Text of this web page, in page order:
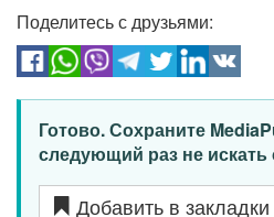
Поделитесь с друзьями:
Готово. Сохраните
следующий раз не искать
Добавить в закладки